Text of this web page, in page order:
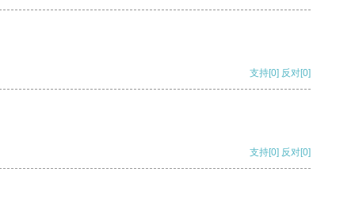
支持[0] 反对[0]
支持[0] 反对[0]